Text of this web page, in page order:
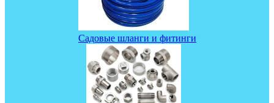
Садовые шланги и фитинги